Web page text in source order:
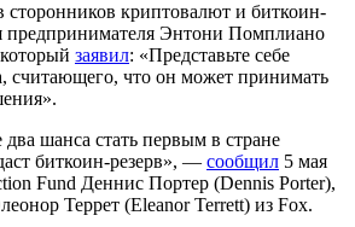
сторонников криптовалют и биткоин-
предпринимателя Энтони Помплиано
заявил: «Представьте себе
считающего, что он может принимать
шанса стать первым в стране
биткоин-резерв», — сообщил 5 мая
Fund Деннис Портер (Dennis Porter),
Террет (Eleanor Terrett) из Fox.